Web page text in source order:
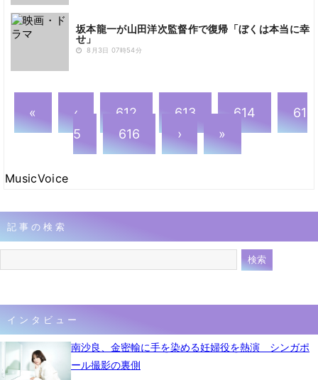
坂本龍一が山田洋次監督作で復帰「ぼくは本当に幸
せ」
8月3日 07時54分
« ‹ 612 613 614
61
5
616 › »
MusicVoice
記事の検索
インタビュー
南沙良、金密輸に手を染める妊婦役を熱演 シンガポ
ール撮影の裏側